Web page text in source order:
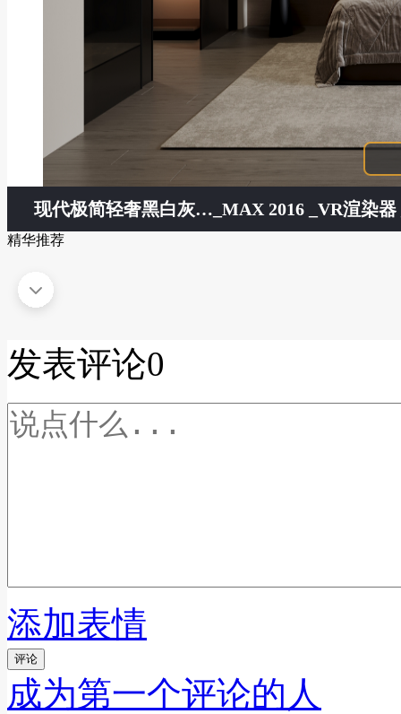
现代极简轻奢黑白灰卧室 _MAX 2016 _VR渲染
精华推荐
发表评论0
添加表情
评论
成为第一个评论的人